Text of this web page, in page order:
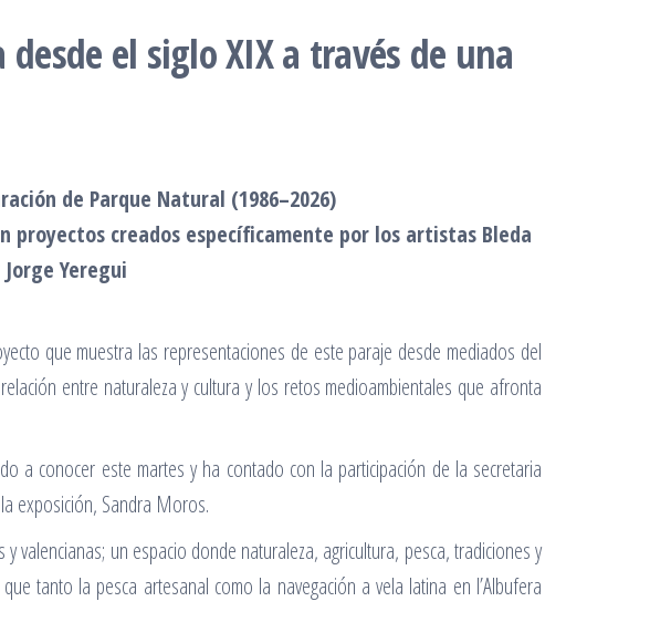
el siglo XIX a través de una
de Parque Natural (1986–2026)
proyectos creados específicamente por los artistas Bleda
Yeregui
que muestra las representaciones de este paraje desde mediados del
entre naturaleza y cultura y los retos medioambientales que afronta
a conocer este martes y ha contado con la participación de la secretaria
exposición, Sandra Moros.
valencianas; un espacio donde naturaleza, agricultura, pesca, tradiciones y
tanto la pesca artesanal como la navegación a vela latina en l’Albufera